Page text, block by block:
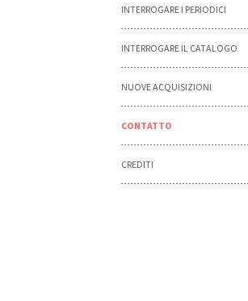
INTERROGARE I PERIODICI
INTERROGARE IL CATALOGO
NUOVE ACQUISIZIONI
CONTATTO
CREDITI